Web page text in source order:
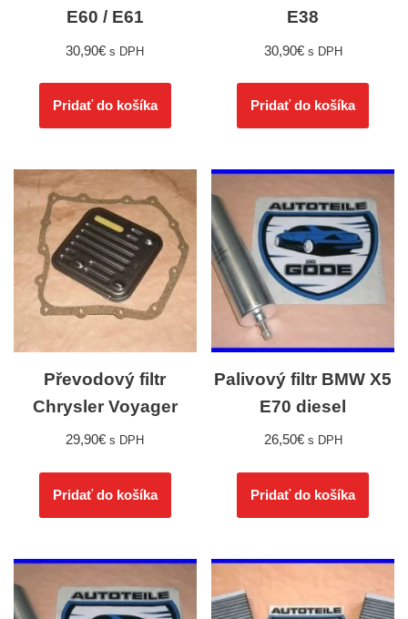
E60 / E61
30,90€ s DPH
Pridať do košíka
E38
30,90€ s DPH
Pridať do košíka
Převodový filtr
Chrysler Voyager
29,90€ s DPH
Pridať do košíka
Palivový filtr BMW X5
E70 diesel
26,50€ s DPH
Pridať do košíka